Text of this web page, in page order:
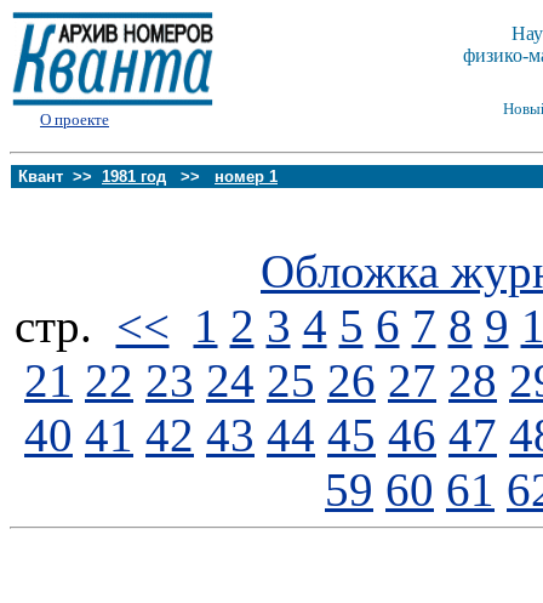
О проекте
физико-
Квант >> 1981 год >> номер 1
Обложка
стp. << 1 2 3 4 5 6 7 8 9
21 22 23 24 25 26 27 28
40 41 42 43 44 45 46 47
59 60 61